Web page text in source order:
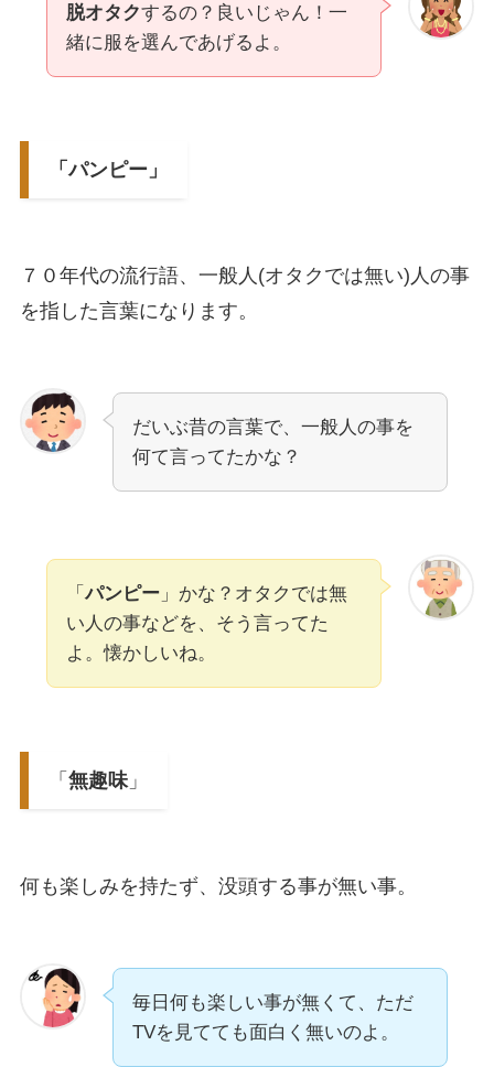
脱オタクするの？良いじゃん！一
緒に服を選んであげるよ。
「パンピー」
７０年代の流行語、一般人(オタクでは無い)人の事
を指した言葉になります。
だいぶ昔の言葉で、一般人の事を
何て言ってたかな？
「パンピー」かな？オタクでは無
い人の事などを、そう言ってた
よ。懐かしいね。
「 無趣味」
何も楽しみを持たず、没頭する事が無い事。
毎日何も楽しい事が無くて、ただ
TVを見てても面白く無いのよ。